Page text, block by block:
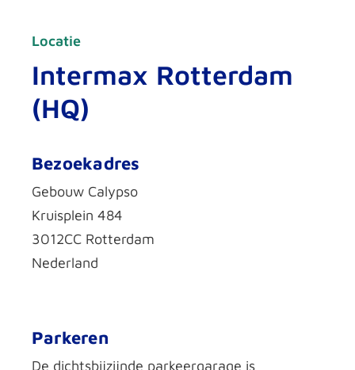
Locatie
Intermax Rotterdam
(HQ)
Bezoekadres
Gebouw Calypso
Kruisplein 484
3012CC Rotterdam
Nederland
Parkeren
De dichtsbijzijnde parkeergarage is